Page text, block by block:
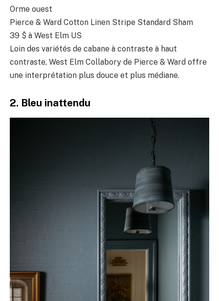
Orme ouest
Pierce & Ward Cotton Linen Stripe Standard Sham
39 $ à West Elm US
Loin des variétés de cabane à contraste à haut
contraste, West Elm Collabory de Pierce & Ward offre
une interprétation plus douce et plus médiane.
2. Bleu inattendu